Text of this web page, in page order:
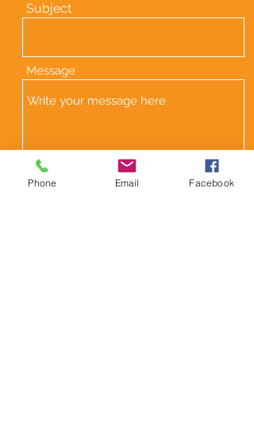
Subject
Message
Phone Email Facebook